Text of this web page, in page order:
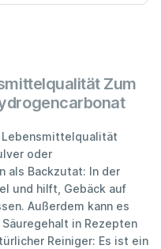
Zum
Lebensmittelqualität
oder
als Backzutat: In der
und hilft, Gebäck auf
Außerdem kann es
in Rezepten
Reiniger: Es ist ein